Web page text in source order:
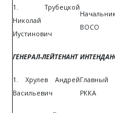
1. Трубецкой
Николай
Иустинович
ВОСО
ГЕНЕРАЛ-ЛЕЙТЕНАНТ
1. Хрулев Андрей
Васильевич
РККА